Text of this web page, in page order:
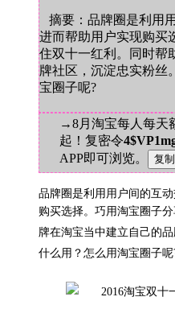
摘要：品牌圈是利用
进而帮助用户实现购买
住双十一红利。同时帮
牌社区，沉淀忠实粉丝
宝圈子呢?
→8月淘宝每人每天
起！复密令
APP即可浏览。
品牌圈是利用用户间的互
购买选择。巧用淘宝圈子
牌在淘宝当中建立自己的
什么用？怎么用淘宝圈子呢